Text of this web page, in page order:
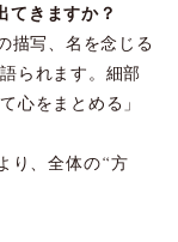
てきますか？
描写、名を念じる
られます。細部
心をまとめる」
り、全体の“方